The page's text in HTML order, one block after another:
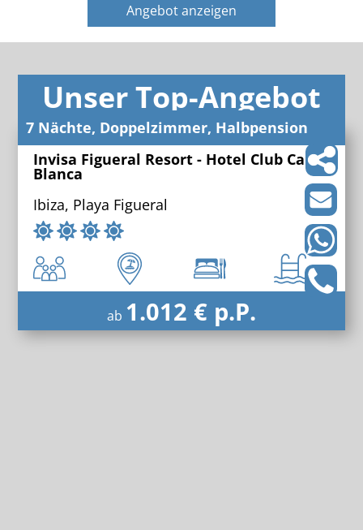
Angebot anzeigen
Unser Top-Angebot
7 Nächte, Doppelzimmer, Halbpension
Invisa Figueral Resort - Hotel Club Cala
Blanca
Ibiza, Playa Figueral
ab 1.012 € p.P.